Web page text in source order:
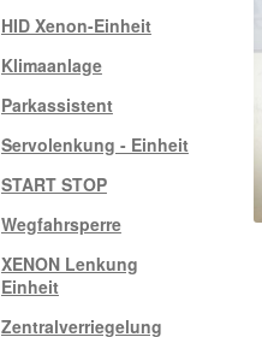
HID Xenon-Einheit
Klimaanlage
Parkassistent
Servolenkung - Einheit
START STOP
Wegfahrsperre
XENON Lenkung
Einheit
Zentralverriegelung